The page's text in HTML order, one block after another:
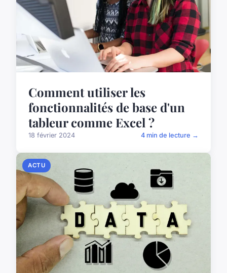
Comment utiliser les
fonctionnalités de base d'un
tableur comme Excel ?
18 février 2024 4 min de lecture →
ACTU